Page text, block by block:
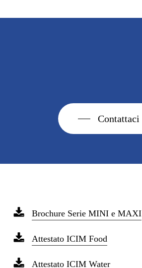
Contattaci
Brochure Serie MINI e MAXI
Attestato ICIM Food
Attestato ICIM Water